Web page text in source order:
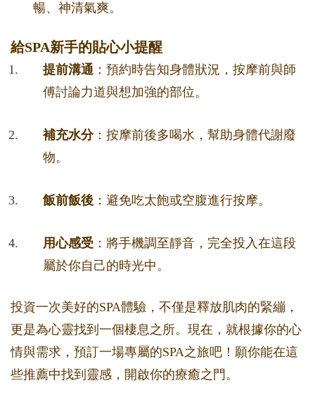
暢、神清氣爽。
給SPA新手的貼心小提醒
提前溝通 ：預約時告知身體狀況，按摩前與師
傅討論力道與想加強的部位。
補充水分：按摩前後多喝水，幫助身體代謝廢
物。
飯前飯後 ：避免吃太飽或空腹進行按摩。
用心感受 ：將手機調至靜音，完全投入在這段
屬於你自己的時光中。
投資一次美好的SPA體驗，不僅是釋放肌肉的緊繃，
更是為心靈找到一個棲息之所。現在，就根據你的心
情與需求，預訂一場專屬的SPA之旅吧！願你能在這
些推薦中找到靈感，開啟你的療癒之門。